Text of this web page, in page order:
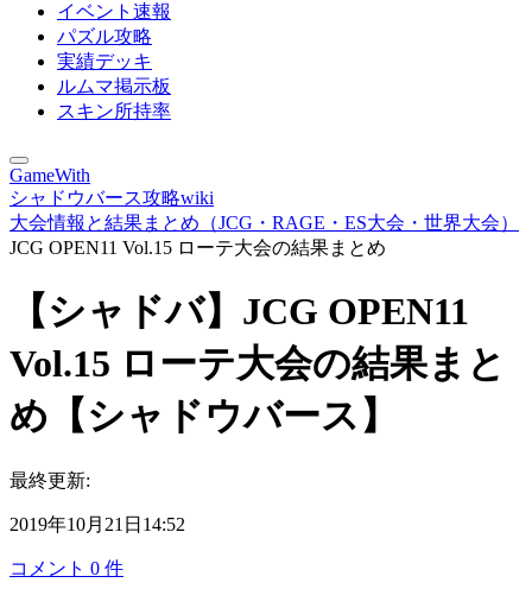
イベント速報
パズル攻略
実績デッキ
ルムマ掲示板
スキン所持率
GameWith
シャドウバース攻略wiki
大会情報と結果まとめ（JCG・RAGE・ES大会・世界大会）
JCG OPEN11 Vol.15 ローテ大会の結果まとめ
【シャドバ】JCG OPEN11
Vol.15 ローテ大会の結果まと
め【シャドウバース】
最終更新:
2019年10月21日14:52
コメント 0 件